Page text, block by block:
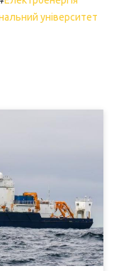
університет